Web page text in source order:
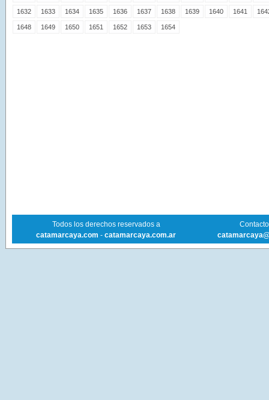
1632 1633 1634 1635 1636 1637 1638 1639 1640 1641
1648 1649 1650 1651 1652 1653 1654
Todos los derechos reservados a
catamarcaya.com - catamarcaya.com.ar